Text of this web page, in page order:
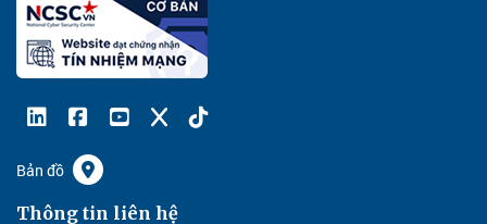
Bản đồ
Thông tin liên hệ